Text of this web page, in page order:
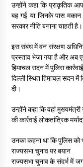
उन्होंने कहा कि प्राकृतिक
बह गई या जिनके पास मकान
सरकार नीति बनाना चाहती है।
इस संबंध में वन संरक्षण
प्रस्ताव भेजा गया है और अब
हिमाचल सदन में पुलिस
दिल्ली स्थित हिमाचल सदन में
दी।
उन्होंने कहा कि वहां
की कार्रवाई लोकतांत्रिक
उनका कहना था कि पुलिस को
राज्यसभा चुनाव पर बयान
राज्यसभा चुनाव के संदर्भ में